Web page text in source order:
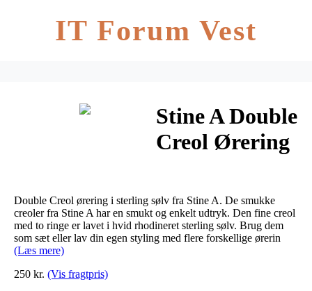
IT Forum Vest
Stine A Double
Creol Ørering
Double Creol ørering i sterling sølv fra Stine A. De smukke
creoler fra Stine A har en smukt og enkelt udtryk. Den fine creol
med to ringe er lavet i hvid rhodineret sterling sølv. Brug dem
som sæt eller lav din egen styling med flere forskellige ørerin
(Læs mere)
250 kr. (Vis fragtpris)